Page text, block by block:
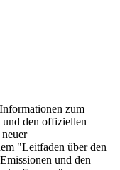
zum
den offiziellen
"Leitfaden über den
und den